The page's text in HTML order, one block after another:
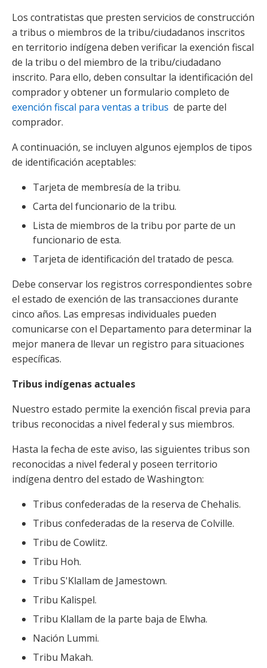
Los contratistas que presten servicios de construcción
a tribus o miembros de la tribu/ciudadanos inscritos
en territorio indígena deben verificar la exención fiscal
de la tribu o del miembro de la tribu/ciudadano
inscrito. Para ello, deben consultar la identificación del
comprador y obtener un formulario completo de
exención fiscal para ventas a tribus de parte del
comprador.
A continuación, se incluyen algunos ejemplos de tipos
de identificación aceptables:
Tarjeta de membresía de la tribu.
Carta del funcionario de la tribu.
Lista de miembros de la tribu por parte de un
funcionario de esta.
Tarjeta de identificación del tratado de pesca.
Debe conservar los registros correspondientes sobre
el estado de exención de las transacciones durante
cinco años. Las empresas individuales pueden
comunicarse con el Departamento para determinar la
mejor manera de llevar un registro para situaciones
específicas.
Tribus indígenas actuales
Nuestro estado permite la exención fiscal previa para
tribus reconocidas a nivel federal y sus miembros.
Hasta la fecha de este aviso, las siguientes tribus son
reconocidas a nivel federal y poseen territorio
indígena dentro del estado de Washington:
Tribus confederadas de la reserva de Chehalis.
Tribus confederadas de la reserva de Colville.
Tribu de Cowlitz.
Tribu Hoh.
Tribu S'Klallam de Jamestown.
Tribu Kalispel.
Tribu Klallam de la parte baja de Elwha.
Nación Lummi.
Tribu Makah.